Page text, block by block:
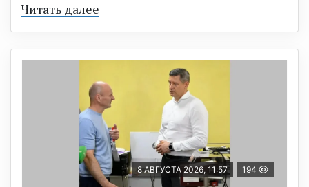
Читать далее
8 АВГУСТА 2026, 11:57 194